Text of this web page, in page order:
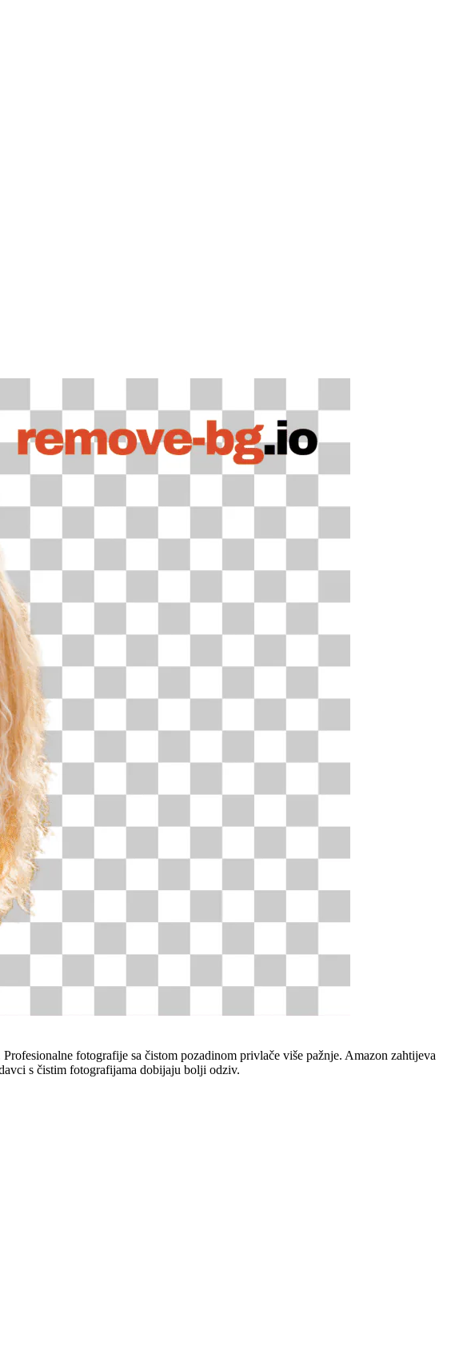
fotografije sa čistom pozadinom privlače više pažnje. Amazon zahtijeva
s čistim fotografijama dobijaju bolji odziv.